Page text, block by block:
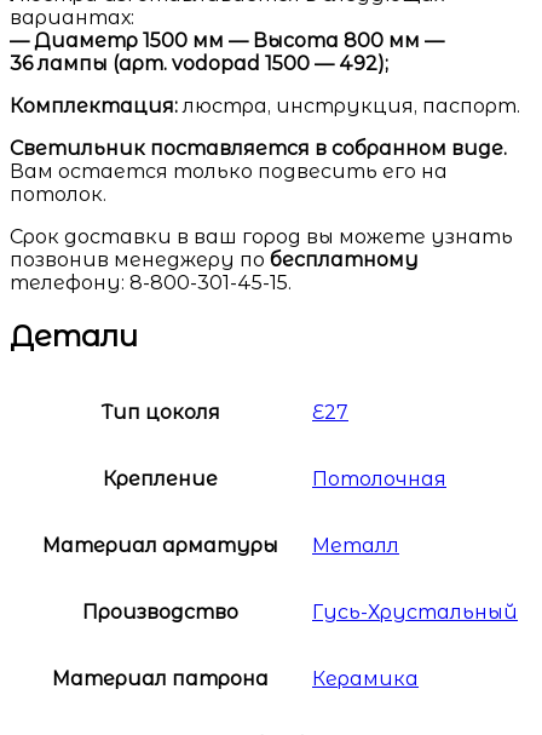
вариантах:
— Диаметр 1500 мм — Высота 800 мм —
36 лампы (арт. vodopad 1500 — 492);
Комплектация:люстра, инструкция, паспорт.
Светильник поставляется в собранном виде.
Вам остается только подвесить его на
потолок.
Срок доставки в ваш город вы можете узнать
позвонив менеджеру по бесплатному
телефону: 8-800-301-45-15.
Детали
Тип цоколя Е27
Крепление Потолочная
Материал арматуры Металл
Производство Гусь-Хрустальный
Материал патрона Керамика